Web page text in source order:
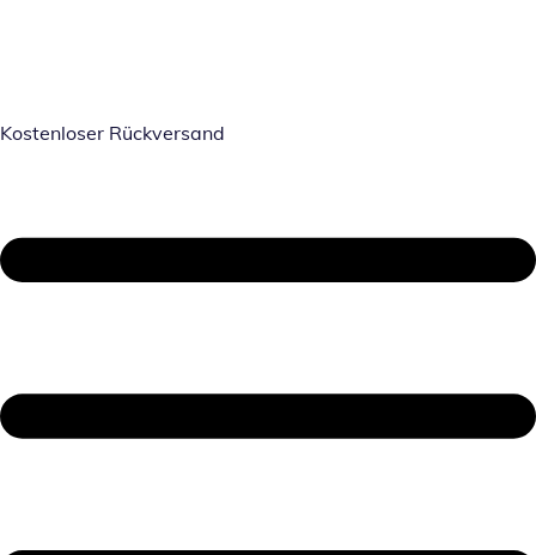
Kostenloser Rückversand